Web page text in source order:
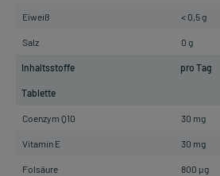
Eiweiß < 0,5 g
Salz 0 g
Inhaltsstoffe pro Tag
Tablette
Coenzym Q10 30 mg
Vitamin E 30 mg
Folsäure 800 µg